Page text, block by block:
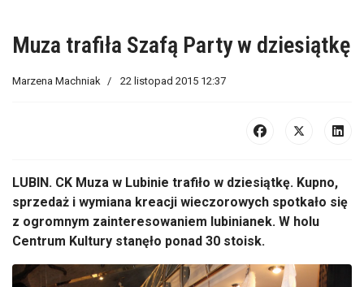
Muza trafiła Szafą Party w dziesiątkę
Marzena Machniak 22 listopad 2015 12:37
LUBIN. CK Muza w Lubinie trafiło w dziesiątkę. Kupno,
sprzedaż i wymiana kreacji wieczorowych spotkało się
z ogromnym zainteresowaniem lubinianek. W holu
Centrum Kultury stanęło ponad 30 stoisk.